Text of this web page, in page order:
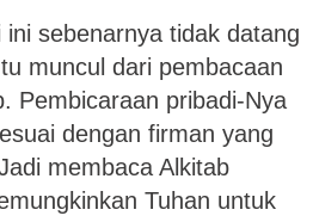
sebenarnya tidak datang
muncul dari pembacaan
Pembicaraan pribadi-Nya
dengan firman yang
membaca Alkitab
Tuhan untuk